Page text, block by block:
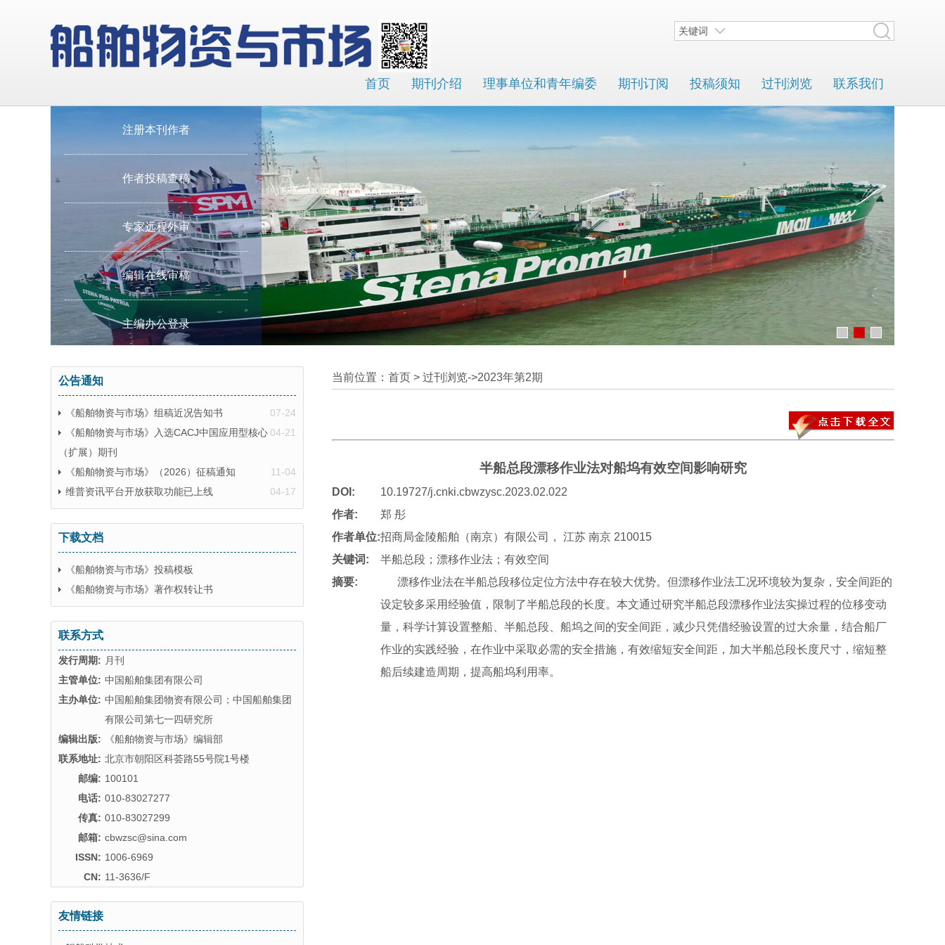
首页 期刊介绍 理事单位和青年编委 期刊订阅 投稿须知 过刊浏览 联系我们
关键词
注册本刊作者
作者投稿查稿
专家远程外审
编辑在线审稿
主编办公登录
公告通知
07-24
《船舶物资与市场》组稿近况告知书
04-21
《船舶物资与市场》入选CACJ中国应用型核心
（扩展）期刊
11-04
《船舶物资与市场》（2026）征稿通知
04-17
维普资讯平台开放获取功能已上线
下载文档
《船舶物资与市场》投稿模板
《船舶物资与市场》著作权转让书
联系方式
发行周期: 月刊
主管单位: 中国船舶集团有限公司
主办单位: 中国船舶集团物资有限公司；中国船舶集团
有限公司第七一四研究所
编辑出版:
《船舶物资与市场》编辑部
联系地址: 北京市朝阳区科荟路55号院1号楼
邮编: 100101
电话: 010-83027277
传真: 010-83027299
邮箱: cbwzsc@sina.com
ISSN: 1006-6969
CN: 11-3636/F
友情链接
当前位置：首页 > 过刊浏览->2023年第2期
半船总段漂移作业法对船坞有效空间影响研究
DOI:
10.19727/j.cnki.cbwzysc.2023.02.022
作者:
郑 彤
作者单位:招商局金陵船舶（南京）有限公司， 江苏 南京 210015
关键词:
半船总段；漂移作业法；有效空间
摘要:
漂移作业法在半船总段移位定位方法中存在较大优势。但漂移作业法工况环境较为复杂，安全间距的
设定较多采用经验值，限制了半船总段的长度。本文通过研究半船总段漂移作业法实操过程的位移变动
量，科学计算设置整船、半船总段、船坞之间的安全间距，减少只凭借经验设置的过大余量，结合船厂
作业的实践经验，在作业中采取必需的安全措施，有效缩短安全间距，加大半船总段长度尺寸，缩短整
船后续建造周期，提高船坞利用率。